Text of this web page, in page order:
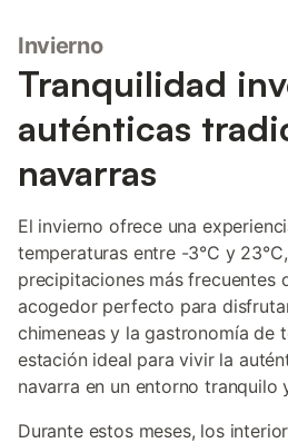
Invierno
Tranquilidad
auténticas
navarras
El invierno ofrece una
temperaturas entre -3°C y
precipitaciones más frecuentes
acogedor perfecto para
chimeneas y la gastronomía de
estación ideal para vivir la
navarra en un entorno tranquilo
Durante estos meses, los